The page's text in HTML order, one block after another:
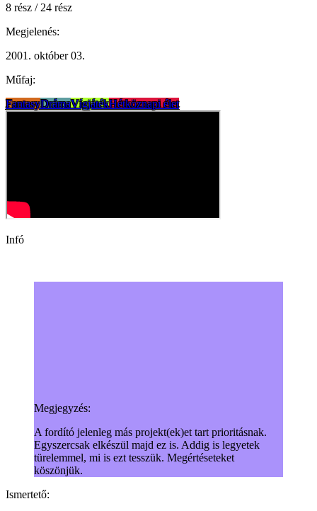
8 rész / 24 rész
Megjelenés:
2001. október 03.
Műfaj:
FantasyDrámaVígjátékHétköznapi élet
Infó
Megjegyzés:
A fordító jelenleg más projekt(ek)et tart prioritásnak.
Egyszercsak elkészül majd ez is. Addig is legyetek
türelemmel, mi is ezt tesszük. Megértéseteket
köszönjük.
Ismertető: